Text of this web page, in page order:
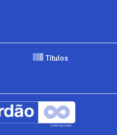
Títulos